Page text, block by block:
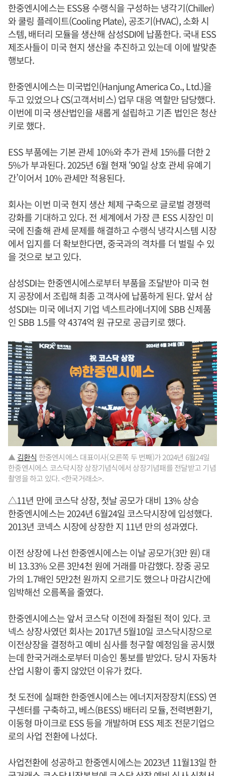
한중엔시에스는 ESS용 수랭식을 구성하는 냉각기(Chiller)
와 쿨링 플레이트(Cooling Plate), 공조기(HVAC), 소화 시
스템, 배터리 모듈을 생산해 삼성SDI에 납품한다. 국내 ESS
제조사들이 미국 현지 생산을 추진하고 있는데 이에 발맞춘
행보다.
한중엔시에스는 미국법인(Hanjung America Co., Ltd.)을
두고 있었으나 CS(고객서비스) 업무 대응 역할만 담당했다.
이번에 미국 생산법인을 새롭게 설립하고 기존 법인은 청산
키로 했다.
ESS 부품에는 기본 관세 10%와 추가 관세 15%를 더한 2
5%가 부과된다. 2025년 6월 현재 ‘90일 상호 관세 유예기
간’이어서 10% 관세만 적용된다.
회사는 이번 미국 현지 생산 체제 구축으로 글로벌 경쟁력
강화를 기대하고 있다. 전 세계에서 가장 큰 ESS 시장인 미
국에 진출해 관세 문제를 해결하고 수랭식 냉각시스템 시장
에서 입지를 더 확보한다면, 중국과의 격차를 더 벌릴 수 있
을 것으로 보고 있다.
삼성SDI는 한중엔시에스로부터 부품을 조달받아 미국 현
지 공장에서 조립해 최종 고객사에 납품하게 된다. 앞서 삼
성SDI는 미국 에너지 기업 넥스트라에너지에 SBB 신제품
인 SBB 1.5를 약 4374억 원 규모로 공급키로 했다.
▲ 김환식 한중엔시에스 대표이사(오른쪽 두 번째)가 2024년 6월24일
한중엔시에스 코스닥시장 상장기념식에서 상장기념패를 전달받고 기념
촬영을 하고 있다. <한국거래소>.
△11년 만에 코스닥 상장, 첫날 공모가 대비 13% 상승
한중엔시에스는 2024년 6월24일 코스닥시장에 입성했다.
2013년 코넥스 시장에 상장한 지 11년 만의 성과였다.
이전 상장에 나선 한중엔시에스는 이날 공모가(3만 원) 대
비 13.33% 오른 3만4천 원에 거래를 마감했다. 장중 공모
가의 1.7배인 5만2천 원까지 오르기도 했으나 마감시간에
임박해선 오름폭을 줄였다.
한중엔시에스는 앞서 코스닥 이전에 좌절된 적이 있다. 코
넥스 상장사였던 회사는 2017년 5월10일 코스닥시장으로
이전상장을 결정하고 예비 심사를 청구할 예정임을 공시했
는데 한국거래소로부터 미승인 통보를 받았다. 당시 자동차
산업 시황이 좋지 않았던 이유가 컸다.
첫 도전에 실패한 한중엔시에스는 에너지저장장치(ESS) 연
구센터를 구축하고, 베스(BESS) 배터리 모듈, 전력변환기,
이동형 마이크로 ESS 등을 개발하며 ESS 제조 전문기업으
로의 사업 전환에 나섰다.
사업전환에 성공하고 한중엔시에스는 2023년 11월13일 한